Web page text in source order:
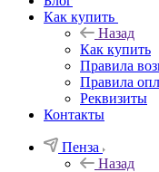
Как купить
Назад
Как купить
Правила
Правила
Реквизиты
Контакты
Пенза
Назад